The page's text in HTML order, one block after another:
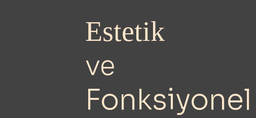
Estetik
ve
Fonksiyonel